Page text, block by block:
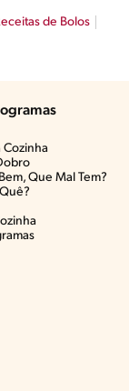
de Bolos
Cozinha
Que Mal Tem?​